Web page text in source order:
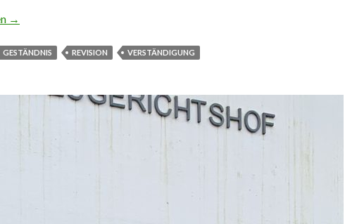
des rechtsfehlerfreien Schuldspruchs bei Verständigung
→
GESTÄNDNIS REVISION VERSTÄNDIGUNG